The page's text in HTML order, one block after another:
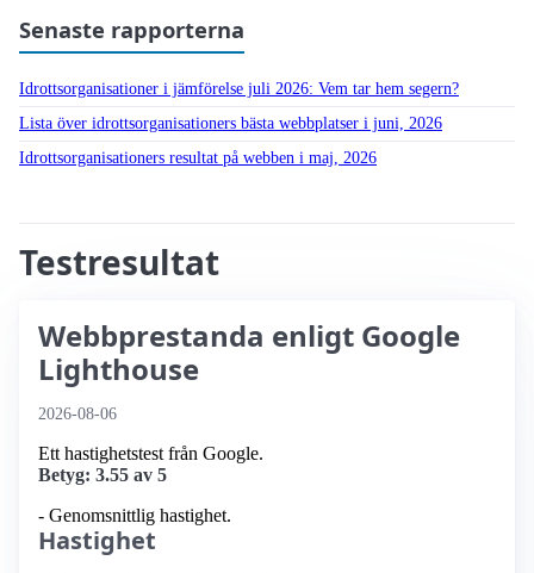
Senaste rapporterna
Idrottsorganisationer i jämförelse juli 2026: Vem tar hem segern?
Lista över idrottsorganisationers bästa webbplatser i juni, 2026
Idrottsorganisationers resultat på webben i maj, 2026
Testresultat
Webbprestanda enligt Google
Lighthouse
2026-08-06
Ett hastighetstest från Google.
Betyg: 3.55 av 5
- Genomsnittlig hastighet.
Hastighet